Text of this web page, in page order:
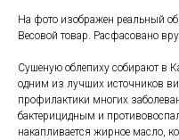
На фото изображен реальный
Весовой товар. Расфасовано
Сушеную облепиху собирают в
одним из лучших источников
профилактики многих
бактерицидным и
накапливается жирное масло,